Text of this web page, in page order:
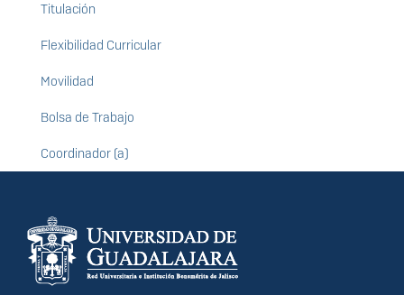
Titulación
Flexibilidad Curricular
Movilidad
Bolsa de Trabajo
Coordinador (a)
Información del
portal